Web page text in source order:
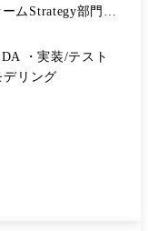
ムStrategy部門出
素材メーカ
グロマリット:創
想・計画策定 ・
式会社」と連携
・実装/テスト
リング